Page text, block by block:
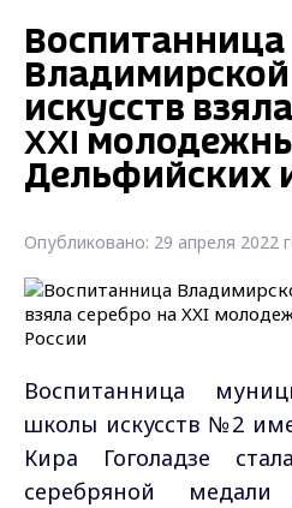
Воспитанница
искусств
XXI
Дельфийских
Опубликовано: 29 апреля 2022
Воспитанница
школы искусств №2
Кира Гоголадзе
серебряной